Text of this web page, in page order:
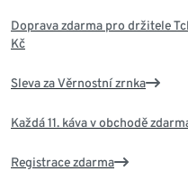
Doprava zdarma pro držitele
Kč
Sleva za Věrnostní zrnka
Každá 11. káva v obchodě
Registrace zdarma